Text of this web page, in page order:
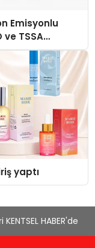
Emisyonlu
TSSA
yaptı
HABER'de